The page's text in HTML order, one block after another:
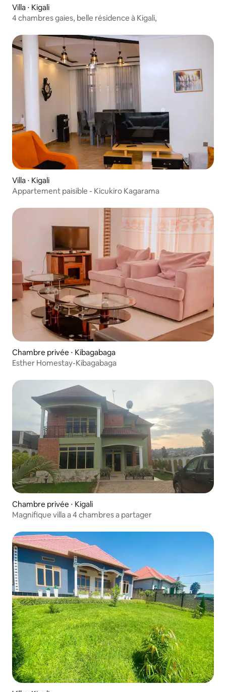
Villa ⋅ Kigali
4 chambres gaies, belle résidence à Kigali,
Villa ⋅ Kigali
Appartement paisible - Kicukiro Kagarama
Chambre privée ⋅ Kibagabaga
Esther Homestay-Kibagabaga
Chambre privée ⋅ Kigali
Magnifique villa a 4 chambres a partager